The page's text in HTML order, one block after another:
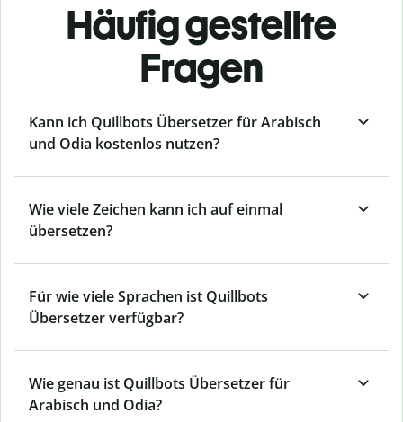
Häufig gestellte
Fragen
Kann ich Quillbots Übersetzer für Arabisch
und Odia kostenlos nutzen?
Wie viele Zeichen kann ich auf einmal
übersetzen?
Für wie viele Sprachen ist Quillbots
Übersetzer verfügbar?
Wie genau ist Quillbots Übersetzer für
Arabisch und Odia?